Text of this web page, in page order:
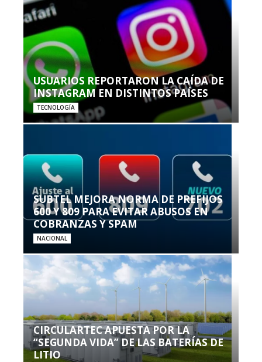
USUARIOS REPORTARON LA CAÍDA DE
INSTAGRAM EN DISTINTOS PAÍSES
TECNOLOGÍA
SUBTEL MEJORA NORMA DE PREFIJOS
600 Y 809 PARA EVITAR ABUSOS EN
COBRANZAS Y SPAM
NACIONAL
CIRCULARTEC APUESTA POR LA
“SEGUNDA VIDA” DE LAS BATERÍAS DE
LITIO